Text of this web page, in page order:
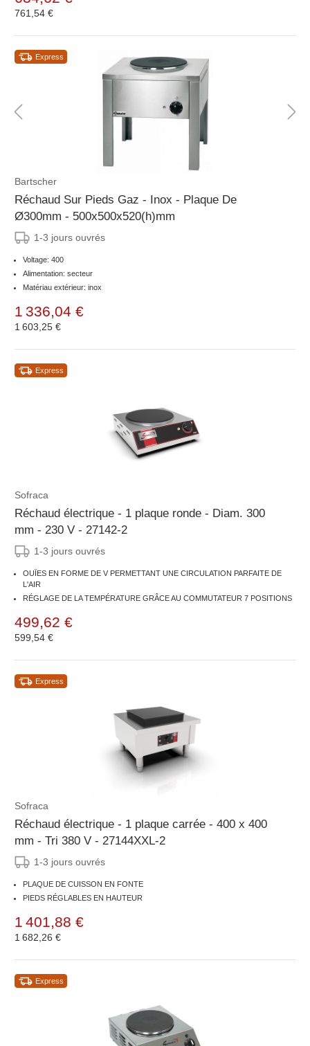
761,54 €
Express
Bartscher
Réchaud Sur Pieds Gaz - Inox - Plaque De
Ø300mm - 500x500x520(h)mm
1-3 jours ouvrés
Voltage: 400
Alimentation: secteur
Matériau extérieur: inox
1 336,04 €
1 603,25 €
Express
Sofraca
Réchaud électrique - 1 plaque ronde - Diam. 300
mm - 230 V - 27142-2
1-3 jours ouvrés
OUÏES EN FORME DE V PERMETTANT UNE CIRCULATION PARFAITE DE
L'AIR
RÉGLAGE DE LA TEMPÉRATURE GRÂCE AU COMMUTATEUR 7 POSITIONS
499,62 €
599,54 €
Express
Sofraca
Réchaud électrique - 1 plaque carrée - 400 x 400
mm - Tri 380 V - 27144XXL-2
1-3 jours ouvrés
PLAQUE DE CUISSON EN FONTE
PIEDS RÉGLABLES EN HAUTEUR
1 401,88 €
1 682,26 €
Express